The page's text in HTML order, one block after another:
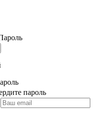
пароль